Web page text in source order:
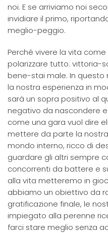
noi. E se arriviamo noi
invidiare il primo,
meglio-peggio.
Perché vivere la vita
polarizzare tutto: vittoria-
bene-stai male. In
la nostra esperienza in
sarà un sopra positivo al
negativo da nascondere
come una gara vuol dire
mettere da parte la
mondo interno, ricco di
guardare gli altri sempre
concorrenti da battere e
alla vita metteremo in
abbiamo un obiettivo da
gratificazione finale, le
impiegato alla perenne
farci stare meglio senza